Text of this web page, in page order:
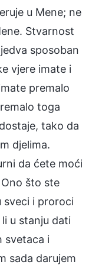
u Mene; ne
Stvarnost
sposoban
vjere imate i
premalo
toga
tako da
djelima.
da ćete moći
što ste
sveci i proroci
u stanju dati
svetaca i
sada darujem